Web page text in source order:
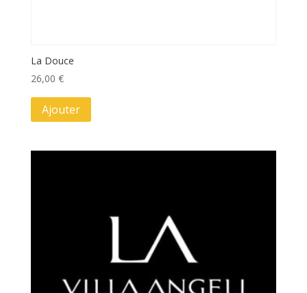
La Douce
26,00 €
Ajouter